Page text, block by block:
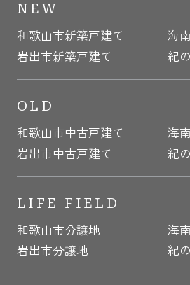
NEW
和歌山市新築戸建て
海
岩出市新築戸建て
紀
OLD
和歌山市中古戸建て
海
岩出市中古戸建て
紀
LIFE FIELD
和歌山市分譲地
海
岩出市分譲地
紀